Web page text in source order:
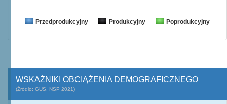
Przedprodukcyjny Produkcyjny Poprodukcyjny
WSKAŹNIKI OBCIĄŻENIA DEMOGRAFICZNEGO
(Źródło: GUS, NSP 2021)